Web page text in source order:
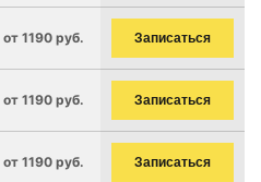
от 1190 руб. Записаться
от 1190 руб. Записаться
от 1190 руб. Записаться